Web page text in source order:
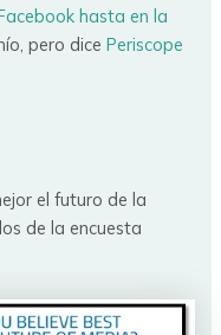
hasta en la
pero dicePeriscope
el futuro de la
de la encuesta